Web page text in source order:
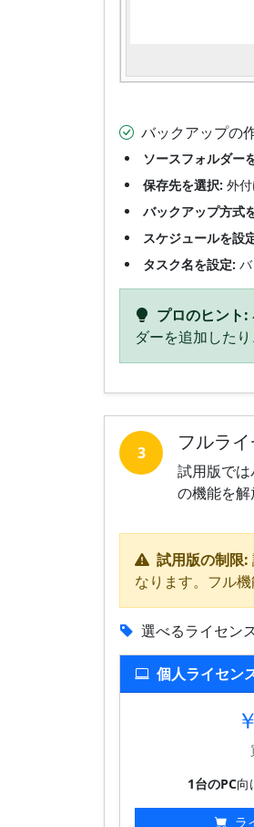
バックアップの
ソースフォルダー
保存先を選択: 外
バックアップ方式
スケジュールを設
タスク名を設定:
プロのヒント:
ダーを追加した
3 フルラ
試用版で
の機能を解
試用版の制限:
なります。フル
選べるライセン
個人ライセン
1台のPC向
ラ